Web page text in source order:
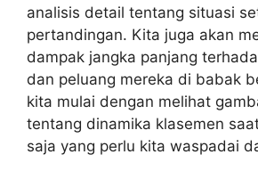
analisis detail tentang situasi
pertandingan. Kita juga akan
dampak jangka panjang
dan peluang mereka di babak
kita mulai dengan melihat
tentang dinamika klasemen
saja yang perlu kita waspadai